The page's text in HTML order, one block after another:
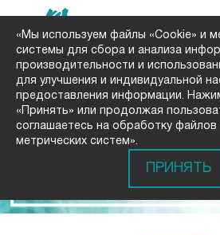
«Мы используем файлы «Cookie» и
системы для сбора и анализа
производительности и
для улучшения и индивидуальной
предоставления информации.
«Принять» или продолжая
соглашаетесь на обработку файлов
метрических систем».
ПРИНЯТЬ